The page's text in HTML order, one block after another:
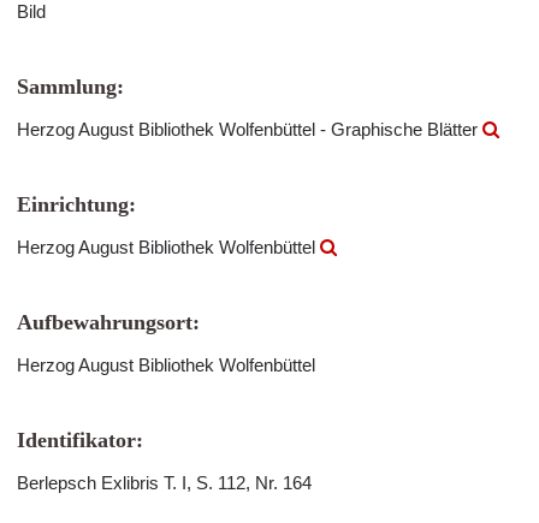
Bild
Sammlung:
Herzog August Bibliothek Wolfenbüttel - Graphische Blätter
Einrichtung:
Herzog August Bibliothek Wolfenbüttel
Aufbewahrungsort:
Herzog August Bibliothek Wolfenbüttel
Identifikator:
Berlepsch Exlibris T. I, S. 112, Nr. 164